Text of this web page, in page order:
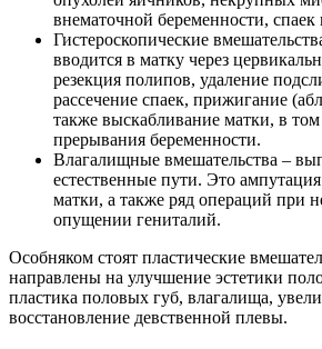
внематочной беременности, спаек
Гистероскопические
вводится в матку через
резекция полипов, удаление
рассечение спаек, прижигание
также выскабливание матки, в
прерывания беременности.
Влагалищные вмешательства –
естественные пути. Это
матки, а также ряд операций при
опущении гениталий.
Особняком стоят пластические
направлены на улучшение эстетики
пластика половых губ, влагалища,
восстановление девственной плевы.